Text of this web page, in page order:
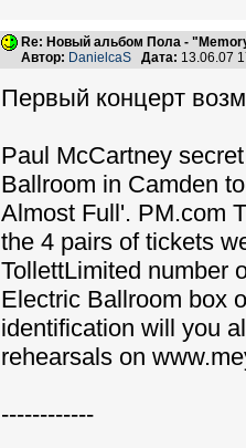
Re: Новый альбом Пола -
Автор: DanielcaS Дата: 13.06.07
Первый концерт
Paul McCartney
Ballroom in Camden
Almost Full'. PM.com
the 4 pairs of tickets
TollettLimited number
Electric Ballroom box
identification will you
rehearsals on
------------